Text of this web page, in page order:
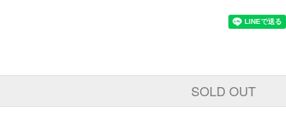
SOLD OUT